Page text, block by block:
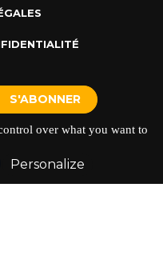
MAGINOT 35000
over what you want to
Personalize